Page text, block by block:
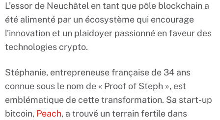
L’essor de Neuchâtel en tant que pôle blockchain a
été alimenté par un écosystème qui encourage
l’innovation et un plaidoyer passionné en faveur des
technologies crypto.
Stéphanie, entrepreneuse française de 34 ans
connue sous le nom de « Proof of Steph », est
emblématique de cette transformation. Sa start-up
bitcoin, Peach, a trouvé un terrain fertile dans